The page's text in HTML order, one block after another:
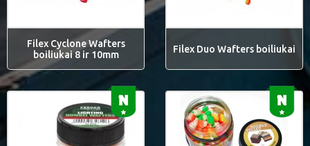
Filex Cyclone Wafters
boiliukai 8 ir 10mm
Filex Duo Wafters boiliukai